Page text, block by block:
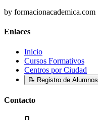
by formacionacademica.com
Enlaces
Inicio
Cursos Formativos
Centros por Ciudad
📝 Registro de Alumnos
Contacto